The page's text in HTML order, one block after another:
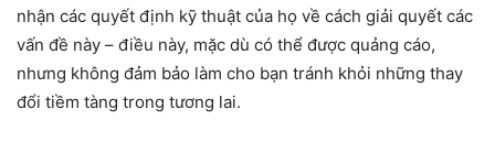
nhận các quyết định kỹ thuật của họ về cách giải quyết các
vấn đề này – điều này, mặc dù có thể được quảng cáo,
nhưng không đảm bảo làm cho bạn tránh khỏi những thay
đổi tiềm tàng trong tương lai.